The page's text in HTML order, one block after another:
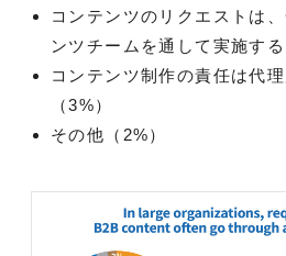
コンテンツのリクエストは
ンツチームを通して実施する
コンテンツ制作の責任は代
（3%）
その他（2%）